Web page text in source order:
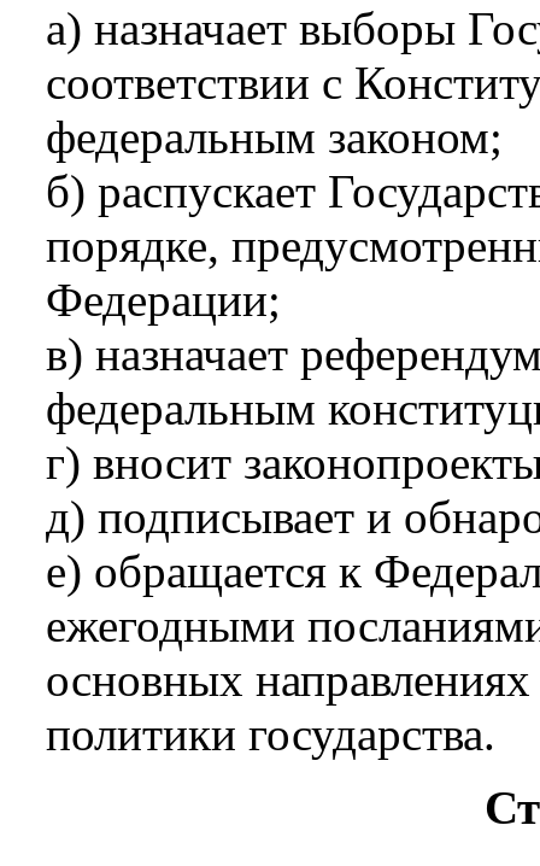
а) назначает выборы
соответствии с
федеральным законом;
б) распускает
порядке,
Федерации;
в) назначает
федеральным
г) вносит
д) подписывает и
е) обращается к
ежегодными
основных
политики государства.